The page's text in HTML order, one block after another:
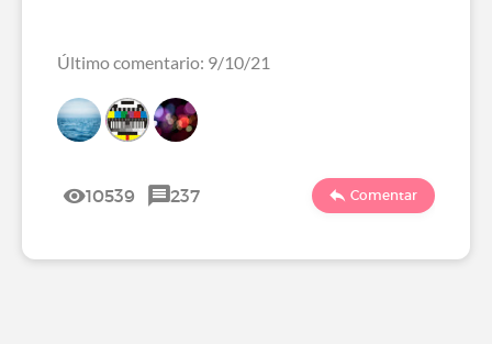
Último comentario: 9/10/21
10539 237 Comentar